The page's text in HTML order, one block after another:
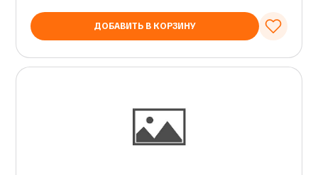
ДОБАВИТЬ В КОРЗИНУ